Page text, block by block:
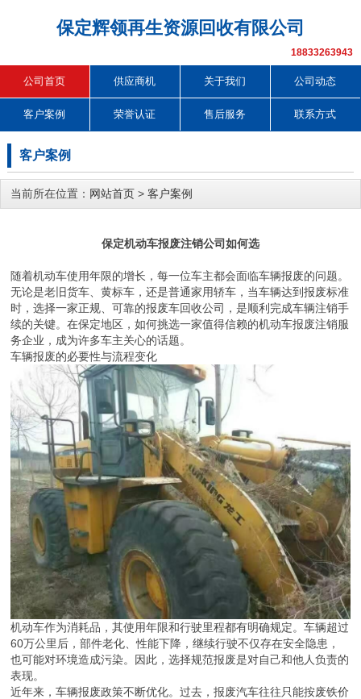
保定辉领再生资源回收有限公司
18833263943
公司首页 供应商机 关于我们 公司动态
客户案例 荣誉认证 售后服务 联系方式
客户案例
当前所在位置： 网站首页 > 客户案例
保定机动车报废注销公司如何选
随着机动车使用年限的增长，每一位车主都会面临车辆报废的问题。
无论是老旧货车、黄标车，还是普通家用轿车，当车辆达到报废标准
时，选择一家正规、可靠的报废车回收公司，是顺利完成车辆注销手
续的关键。在保定地区，如何挑选一家值得信赖的机动车报废注销服
务企业，成为许多车主关心的话题。
车辆报废的必要性与流程变化
机动车作为消耗品，其使用年限和行驶里程都有明确规定。车辆超过
60万公里后，部件老化、性能下降，继续行驶不仅存在安全隐患，
也可能对环境造成污染。因此，选择规范报废是对自己和他人负责的
表现。
近年来，车辆报废政策不断优化。过去，报废汽车往往只能按废铁价